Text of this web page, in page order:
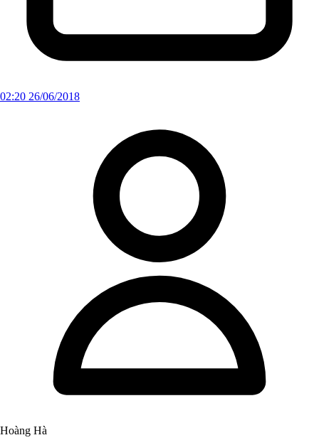
02:20 26/06/2018
Hoàng Hà